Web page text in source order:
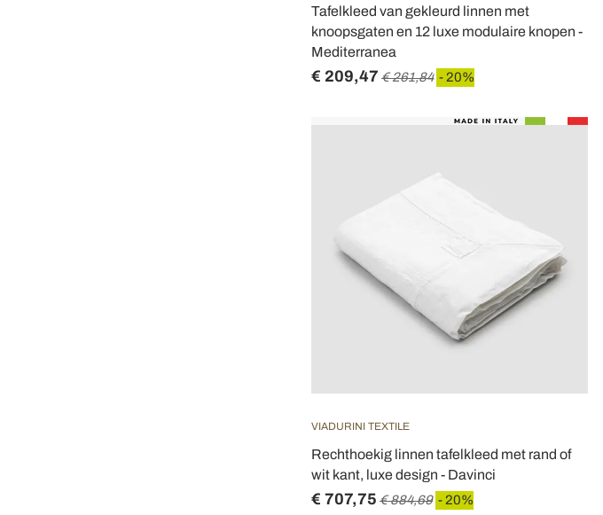
Tafelkleed van gekleurd linnen met
knoopsgaten en 12 luxe modulaire knopen -
Mediterranea
€ 209,47 € 261,84 - 20%
VIADURINI TEXTILE
Rechthoekig linnen tafelkleed met rand of
wit kant, luxe design - Davinci
€ 707,75 € 884,69 - 20%